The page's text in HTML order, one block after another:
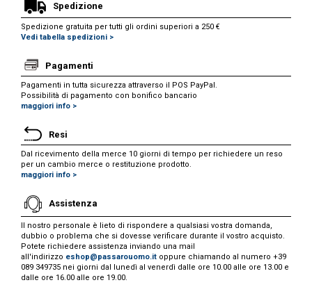
Spedizione
Spedizione gratuita per tutti gli ordini superiori a 250 €
Vedi tabella spedizioni >
Pagamenti
Pagamenti in tutta sicurezza attraverso il POS PayPal.
Possibilità di pagamento con bonifico bancario
maggiori info >
Resi
Dal ricevimento della merce 10 giorni di tempo per richiedere un reso
per un cambio merce o restituzione prodotto.
maggiori info >
Assistenza
Il nostro personale è lieto di rispondere a qualsiasi vostra domanda,
dubbio o problema che si dovesse verificare durante il vostro acquisto.
Potete richiedere assistenza inviando una mail
all'indirizzo eshop@passarouomo.it oppure chiamando al numero +39
089 349735 nei giorni dal lunedì al venerdì dalle ore 10.00 alle ore 13.00 e
dalle ore 16.00 alle ore 19.00.